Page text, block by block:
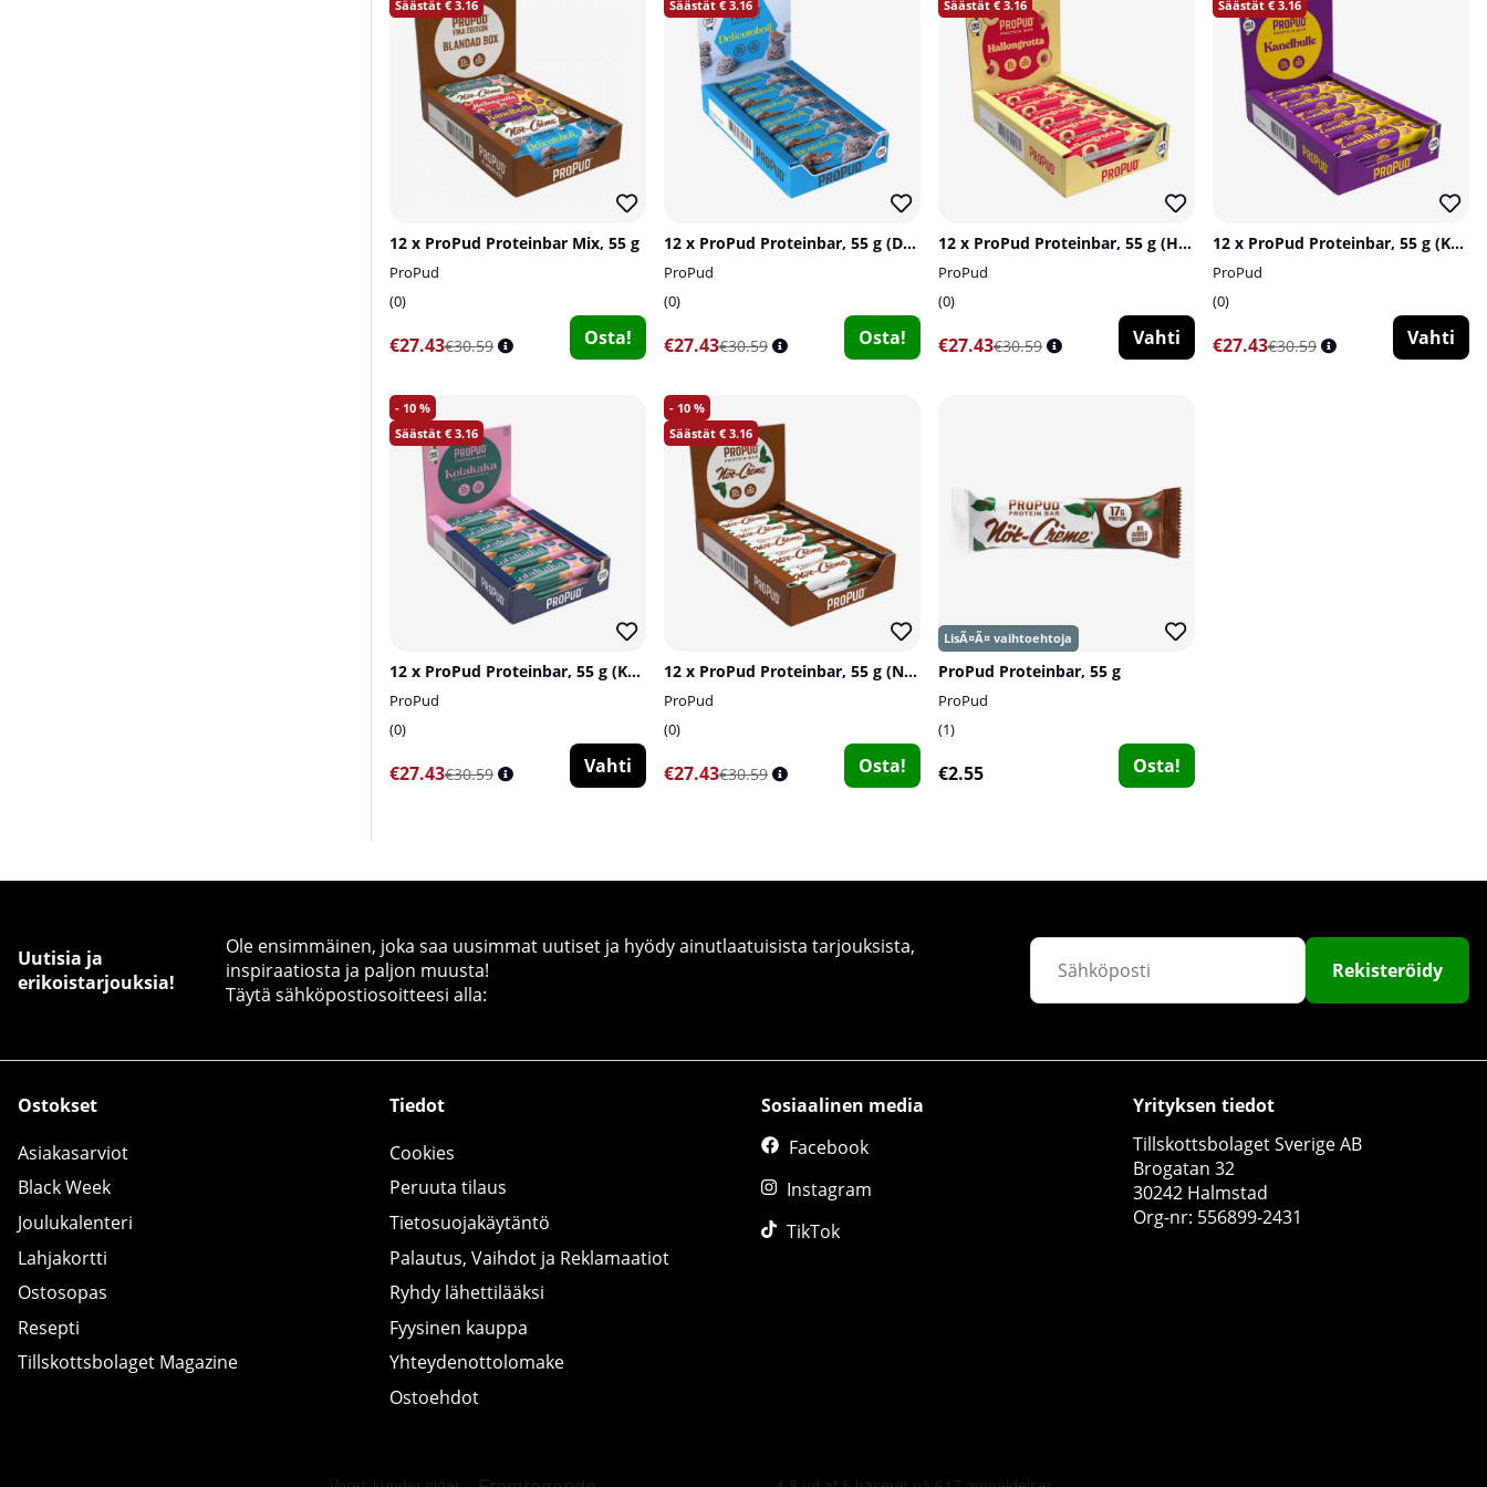
3.16
12 x ProPud Proteinbar Mix, 55 g
ProPud
0
€27.43€30.59 Osta!
3.16
12 x ProPud Proteinbar, 55 g (Delicatoboll)
ProPud
0
€27.43€30.59 Osta!
3.16
12 x ProPud Proteinbar, 55 g (Hallongrotta)
ProPud
0
€27.43€30.59 Vahti
3.16
12 x ProPud Proteinbar, 55 g (Kanelbulle)
ProPud
0
€27.43€30.59 Vahti
10
3.16
12 x ProPud Proteinbar, 55 g (Kolakaka)
ProPud
0
€27.43€30.59 Vahti
10
3.16
12 x ProPud Proteinbar, 55 g (Nöt-Créme)
ProPud
0
€27.43€30.59 Osta!
ProPud Proteinbar, 55 g
ProPud
1
€2.55 Osta!
Uutisia ja
erikoistarjouksia!
Ole ensimmäinen, joka saa uusimmat uutiset ja hyödy ainutlaatuisista tarjouksista,
inspiraatiosta ja paljon muusta!
Täytä sähköpostiosoitteesi alla:
Rekisteröidy
Ostokset
Asiakasarviot
Black Week
Joulukalenteri
Lahjakortti
Ostosopas
Resepti
Tillskottsbolaget Magazine
Tiedot
Cookies
Peruuta tilaus
Tietosuojakäytäntö
Palautus, Vaihdot ja Reklamaatiot
Ryhdy lähettilääksi
Fyysinen kauppa
Yhteydenottolomake
Ostoehdot
Sosiaalinen media
Facebook
Instagram
TikTok
Yrityksen tiedot
Tillskottsbolaget Sverige AB
Brogatan 32
30242 Halmstad
Org-nr: 556899-2431